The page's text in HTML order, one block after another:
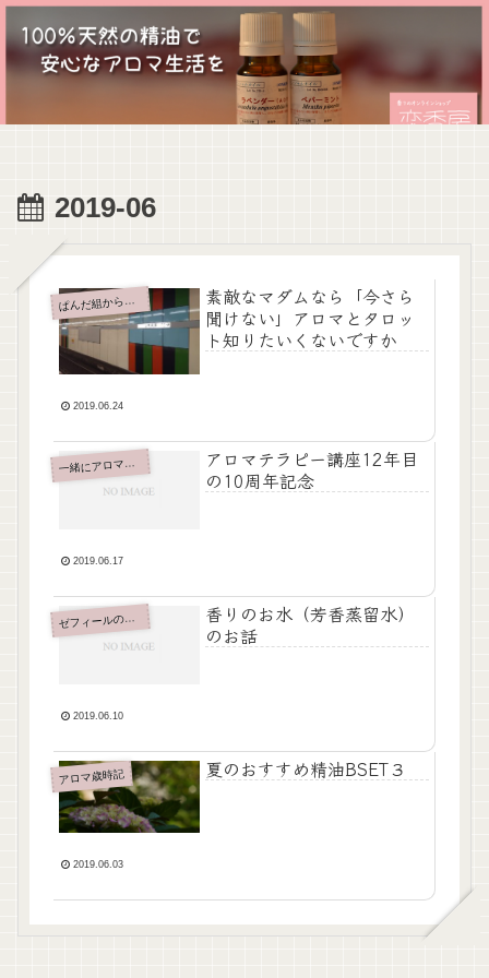
2019-06
ぱんだ組からのお知らせ
素敵なマダムなら「今さら
聞けない」アロマとタロッ
ト知りたいくないですか
2019.06.24
一緒にアロマ生活はじめませんか
アロマテラピー講座12年目
の10周年記念
2019.06.17
ゼフィールの芳香蒸留水
香りのお水（芳香蒸留水）
のお話
2019.06.10
アロマ歳時記 夏のおすすめ精油BSET３
2019.06.03